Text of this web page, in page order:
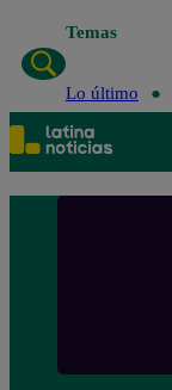
Temas
Lo último